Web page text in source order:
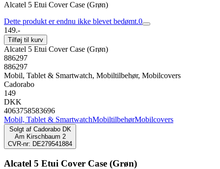
Alcatel 5 Etui Cover Case (Grøn)
Dette produkt er endnu ikke blevet bedømt.0
149.-
Tilføj til kurv
Alcatel 5 Etui Cover Case (Grøn)
886297
886297
Mobil, Tablet & Smartwatch, Mobiltilbehør, Mobilcovers
Cadorabo
149
DKK
4063758583696
Mobil, Tablet & SmartwatchMobiltilbehørMobilcovers
Solgt af Cadorabo DK
Am Kirschbaum 2
CVR-nr: DE279541884
Alcatel 5 Etui Cover Case (Grøn)